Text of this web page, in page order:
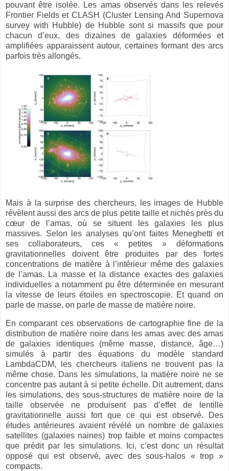
pouvant être isolée. Les amas observés dans les relevés
Frontier Fields et CLASH (Cluster Lensing And Supernova
survey with Hubble) de Hubble sont si massifs que pour
chacun d’eux, des dizaines de galaxies déformées et
amplifiées apparaissent autour, certaines formant des arcs
parfois très allongés.
Mais à la surprise des chercheurs, les images de Hubble
révèlent aussi des arcs de plus petite taille et nichés près du
cœur de l’amas, où se situent les galaxies les plus
massives. Selon les analyses qu’ont faites Meneghetti et
ses collaborateurs, ces « petites » déformations
gravitationnelles doivent être produites par des fortes
concentrations de matière à l’intérieur même des galaxies
de l’amas. La masse et la distance exactes des galaxies
individuelles a notamment pu être déterminée en mesurant
la vitesse de leurs étoiles en spectroscopie. Et quand on
parle de masse, on parle de masse de matière noire.
En comparant ces observations de cartographie fine de la
distribution de matière noire dans les amas avec des amas
de galaxies identiques (même masse, distance, âge…)
simulés à partir des équations du modèle standard
LambdaCDM, les chercheurs italiens ne trouvent pas la
même chose. Dans les simulations, la matière noire ne se
concentre pas autant à si petite échelle. Dit autrement, dans
les simulations, des sous-structures de matière noire de la
taille observée ne produisent pas d’effet de lentille
gravitationnelle aussi fort que ce qui est observé. Des
études antérieures avaient révélé un nombre de galaxies
satellites (galaxies naines) trop faible et moins compactes
que prédit par les simulations. Ici, c’est donc un résultat
opposé qui est observé, avec des sous-halos « trop »
compacts.